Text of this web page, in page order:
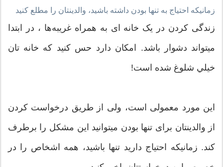
زمانیکه احتیاج به تنها بودن داشته باشید، والدینتان را مطلع کنید
زندگی کردن در یک خانه ای به همراه غریبه‌ها ، در ابتدا
میتواند دشوار باشد. امکان دارد حس کنید که خانه تان
خيلي شلوغ شده است!
این مورد معمولی است، ولی از طريق درخواست کردن
از والدینتان برای تنها بودن میتوانید این مشکل را برطرف
کند. زمانیکه احتیاج دارید تنها باشید، همه اشخاص را در